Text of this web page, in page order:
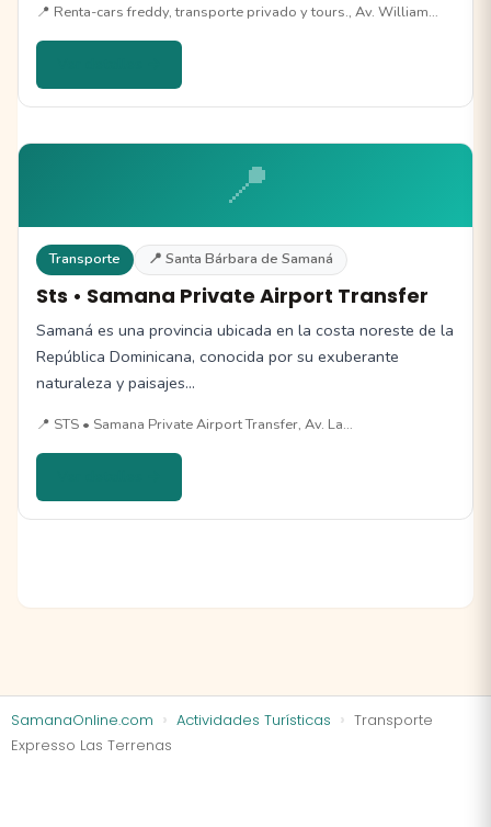
📍 Renta-cars freddy, transporte privado y tours., Av. William…
📍
Transporte 📍 Santa Bárbara de Samaná
Sts • Samana Private Airport Transfer
Samaná es una provincia ubicada en la costa noreste de la
República Dominicana, conocida por su exuberante
naturaleza y paisajes…
📍 STS • Samana Private Airport Transfer, Av. La…
SamanaOnline.com Actividades Turísticas
Transporte
Expresso Las Terrenas